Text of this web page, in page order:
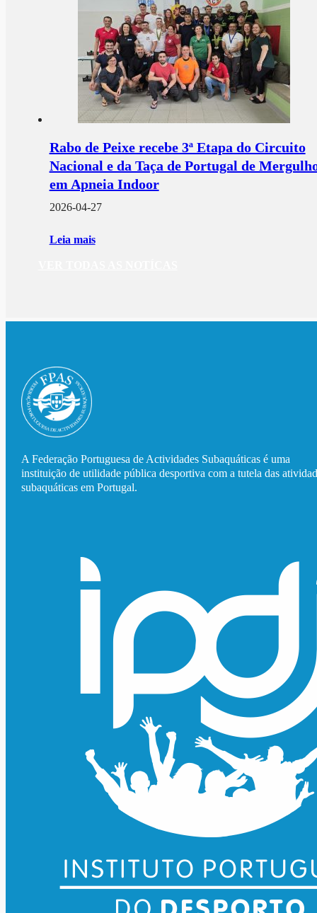
Rabo de Peixe recebe 3ª Etapa do Circuito
Nacional e da Taça de Portugal de
em Apneia Indoor
2026-04-27
Leia mais
A Federação Portuguesa de Actividades Subaquáticas é uma
instituição de utilidade pública desportiva com a tutela das
subaquáticas em Portugal.